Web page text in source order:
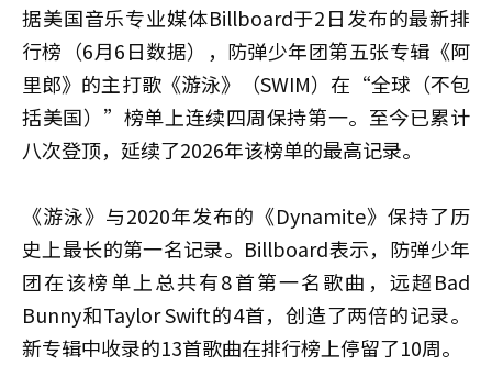
据美国音乐专业媒体Billboard于2日发布的最新排
行榜（6月6日数据），防弹少年团第五张专辑《阿
里郎》的主打歌《游泳》（SWIM）在“全球（不包
括美国）”榜单上连续四周保持第一。至今已累计
八次登顶，延续了2026年该榜单的最高记录。
《游泳》与2020年发布的《Dynamite》保持了历
史上最长的第一名记录。Billboard表示，防弹少年
团在该榜单上总共有8首第一名歌曲，远超Bad
Bunny和Taylor Swift的4首，创造了两倍的记录。
新专辑中收录的13首歌曲在排行榜上停留了10周。